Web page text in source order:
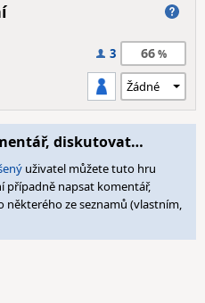
3 66
diskutovat…
uživatel můžete tuto hru
případně napsat komentář,
některého ze seznamů (vlastním,